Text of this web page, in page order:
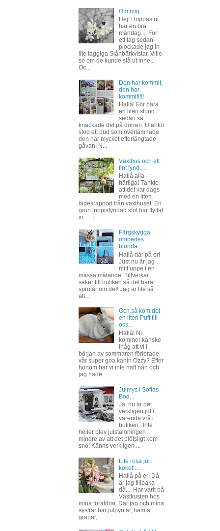
Om mig......
Hej! Hoppas ni
har en bra
måndag.... För
ett tag sedan
plockade jag in
lite taggiga Slånbärkvistar. Ville
se om de kunde slå ut inne...
Oc...
Den har kommit,
den har
kommit!!!!
Hallå! För bara
en liten stund
sedan så
knackade det på dörren. Utanför
stod ett bud som överlämnade
den här mycket efterlängtade
gåvan! N...
Växthus och ett
fint fynd.....
Hallå alla
härliga! Tänkte
att det var dags
med en liten
lägesrapport från växthuset. En
grön loppisfyndad stol har flyttat
in..... E...
Färgskygga
ombedes
blunda.....
Hallå där på er!
Just nu är jag
mitt uppe i en
massa målande. Tillverkar
saker till butiken så det bara
sprutar om det! Jag är lite så
att...
Och så kom det
en liten Puff till
oss...
Hallå! Ni
kommer kanske
ihåg att vi i
början av sommaren förlorade
vår super goa kanin Ozzy? Efter
honom har vi inte haft nån och
jag hade...
Julmys i Sofias
Bod...
Ja, nu är det
verkligen jul i
varenda vrå i
butiken.. Inte
heller blev julstämningen
mindre av att det plötsligt kom
snö! Känns verkligen ...
Lite rosa jul i
köket......
Hallå på er! Då
är jag tillbaka
då.... Har varit på
Västkusten hos
mina föräldrar. Där jag och mina
systrar har julpyntat, hämtat
granar, ...